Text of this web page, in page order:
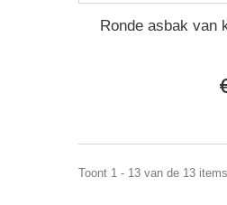
Ronde asbak van
Toont 1 - 13 van de 13 items